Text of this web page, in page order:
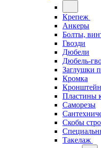
Крепеж
Анкеры
Болты,
Гвозди
Дюбели
Дюбель-
Заглушки
Кромка
Пластины
Саморезы
Скобы
Такелаж